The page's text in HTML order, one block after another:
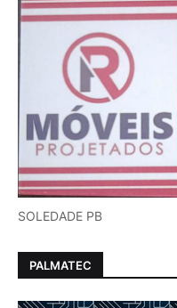
SOLEDADE PB
PALMATEC